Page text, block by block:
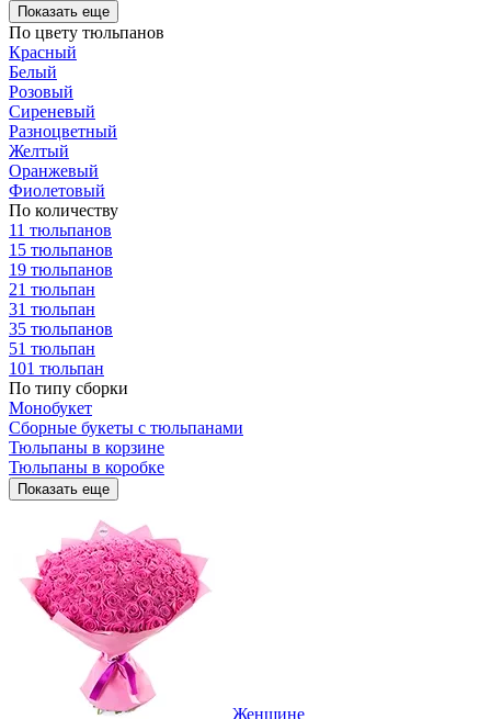
Показать еще
По цвету тюльпанов
Красный
Белый
Розовый
Сиреневый
Разноцветный
Желтый
Оранжевый
Фиолетовый
По количеству
11 тюльпанов
15 тюльпанов
19 тюльпанов
21 тюльпан
31 тюльпан
35 тюльпанов
51 тюльпан
101 тюльпан
По типу сборки
Монобукет
Сборные букеты с тюльпанами
Тюльпаны в корзине
Тюльпаны в коробке
Показать еще
Женщине